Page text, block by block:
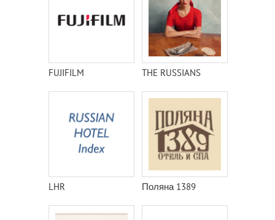
FUJIFILM THE RUSSIANS
LHR Поляна 1389